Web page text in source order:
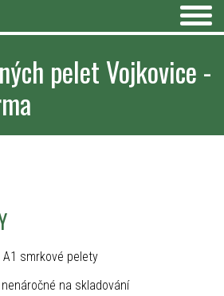
pelet Vojkovice -
smrkové pelety
na skladování